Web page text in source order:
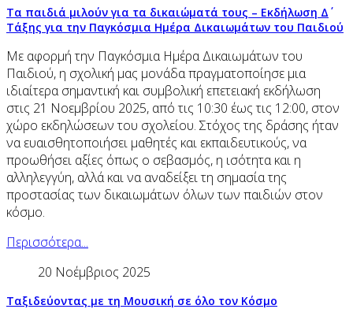
Τα παιδιά μιλούν για τα δικαιώματά τους – Εκδήλωση Δ΄
Τάξης για την Παγκόσμια Ημέρα Δικαιωμάτων του Παιδιού
Με αφορμή την Παγκόσμια Ημέρα Δικαιωμάτων του
Παιδιού, η σχολική μας μονάδα πραγματοποίησε μια
ιδιαίτερα σημαντική και συμβολική επετειακή εκδήλωση
στις 21 Νοεμβρίου 2025, από τις 10:30 έως τις 12:00, στον
χώρο εκδηλώσεων του σχολείου. Στόχος της δράσης ήταν
να ευαισθητοποιήσει μαθητές και εκπαιδευτικούς, να
προωθήσει αξίες όπως ο σεβασμός, η ισότητα και η
αλληλεγγύη, αλλά και να αναδείξει τη σημασία της
προστασίας των δικαιωμάτων όλων των παιδιών στον
κόσμο.
Περισσότερα...
20 Νοέμβριος 2025
Ταξιδεύοντας με τη Μουσική σε όλο τον Κόσμο